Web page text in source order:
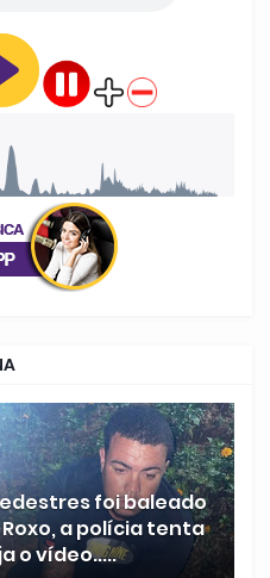
foi baleado
a polícia tenta
o vídeo.....